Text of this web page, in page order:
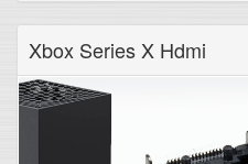
Xbox Series X Hdmi